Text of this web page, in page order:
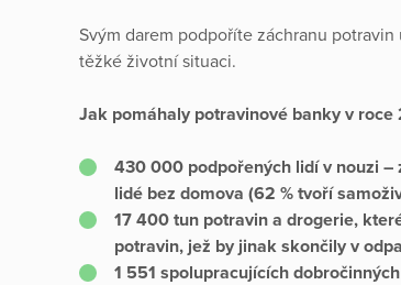
Svým darem podpoříte záchranu
těžké životní situaci.
Jak pomáhaly potravinové banky v roce
430 000 podpořených lidí v nouzi
lidé bez domova (62 % tvoří
17 400 tun potravin a drogerie,
potravin, jež by jinak skončily v
1 551 spolupracujících